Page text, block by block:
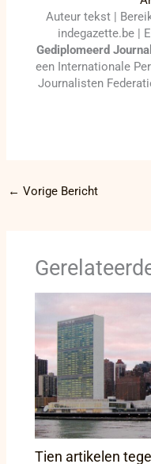
Auteur tekst |
indegazette.be |
Gediplomeerd
een Internationale
Journalisten
← Vorige Bericht
Tien artikelen